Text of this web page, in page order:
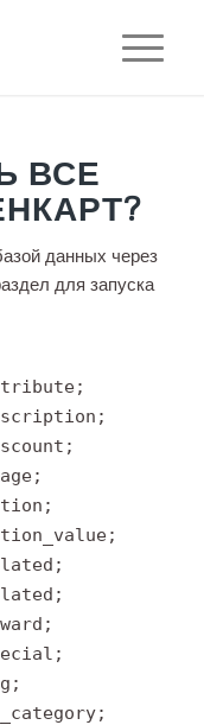
ВСЕ
данных через
для запуска